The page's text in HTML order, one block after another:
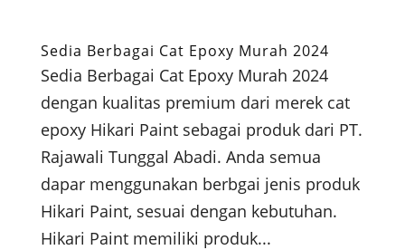
Sedia Berbagai Cat Epoxy Murah 2024
Sedia Berbagai Cat Epoxy Murah 2024
dengan kualitas premium dari merek cat
epoxy Hikari Paint sebagai produk dari PT.
Rajawali Tunggal Abadi. Anda semua
dapar menggunakan berbgai jenis produk
Hikari Paint, sesuai dengan kebutuhan.
Hikari Paint memiliki produk...